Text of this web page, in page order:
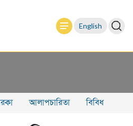
English
আলাপচারিতা বিবিধ